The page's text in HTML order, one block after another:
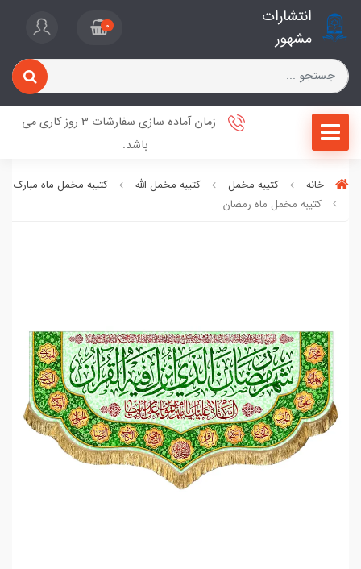
انتشارات
مشهور
0
زمان آماده سازی سفارشات 3 روز کاری می
باشد.
خانه کتیبه مخمل کتیبه مخمل الله
کتیبه مخمل ماه مبارک
کتیبه مخمل ماه رمضان